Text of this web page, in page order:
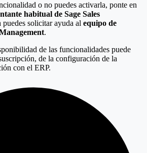
o no puedes activarla, ponte en
habitual de Sage Sales
puedes solicitar ayuda al equipo de
.
de las funcionalidades puede
de la configuración de la
con el ERP.